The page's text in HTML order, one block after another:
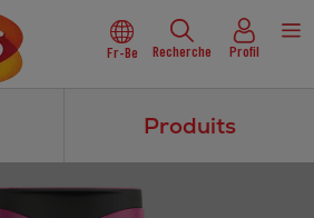
Fr-Be Recherche Profil
Produits